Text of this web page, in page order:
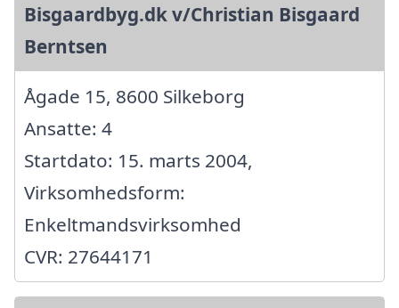
Bisgaardbyg.dk v/Christian Bisgaard
Berntsen
Ågade 15, 8600 Silkeborg
Ansatte: 4
Startdato: 15. marts 2004,
Virksomhedsform:
Enkeltmandsvirksomhed
CVR: 27644171